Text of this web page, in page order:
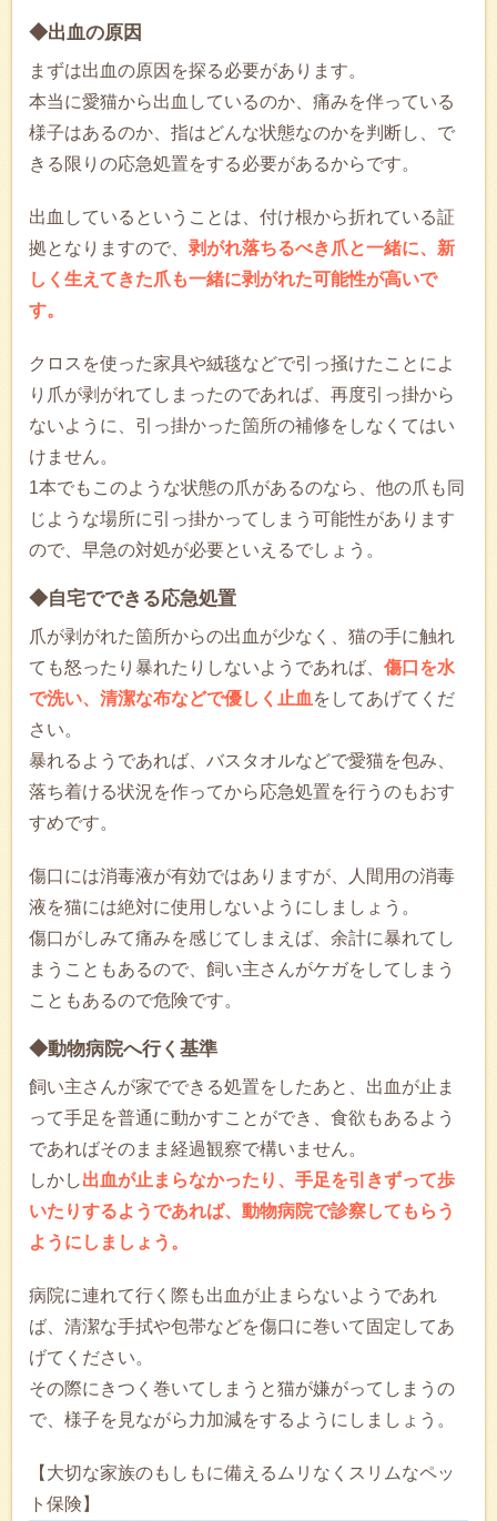
◆出血の原因
まずは出血の原因を探る必要があります。
本当に愛猫から出血しているのか、痛みを伴っている
様子はあるのか、指はどんな状態なのかを判断し、で
きる限りの応急処置をする必要があるからです。
出血しているということは、付け根から折れている証
拠となりますので、 剥がれ落ちるべき爪と一緒に、新
しく生えてきた爪も一緒に剥がれた可能性が高いで
す。
クロスを使った家具や絨毯などで引っ掻けたことによ
り爪が剥がれてしまったのであれば、再度引っ掛から
ないように、引っ掛かった箇所の補修をしなくてはい
けません。
1本でもこのような状態の爪があるのなら、他の爪も同
じような場所に引っ掛かってしまう可能性があります
ので、早急の対処が必要といえるでしょう。
◆自宅でできる応急処置
爪が剥がれた箇所からの出血が少なく、猫の手に触れ
ても怒ったり暴れたりしないようであれば、 傷口を水
で洗い、清潔な布などで優しく止血 をしてあげてくだ
さい。
暴れるようであれば、バスタオルなどで愛猫を包み、
落ち着ける状況を作ってから応急処置を行うのもおす
すめです。
傷口には消毒液が有効ではありますが、人間用の消毒
液を猫には絶対に使用しないようにしましょう。
傷口がしみて痛みを感じてしまえば、余計に暴れてし
まうこともあるので、飼い主さんがケガをしてしまう
こともあるので危険です。
◆動物病院へ行く基準
飼い主さんが家でできる処置をしたあと、出血が止ま
って手足を普通に動かすことができ、食欲もあるよう
であればそのまま経過観察で構いません。
しかし出血が止まらなかったり、手足を引きずって歩
いたりするようであれば、動物病院で診察してもらう
ようにしましょう。
病院に連れて行く際も出血が止まらないようであれ
ば、清潔な手拭や包帯などを傷口に巻いて固定してあ
げてください。
その際にきつく巻いてしまうと猫が嫌がってしまうの
で、様子を見ながら力加減をするようにしましょう。
【大切な家族のもしもに備えるムリなくスリムなペッ
ト保険】